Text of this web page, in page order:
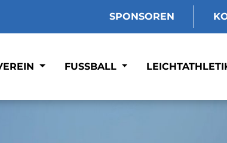
SPONSOREN
FUSSBALL